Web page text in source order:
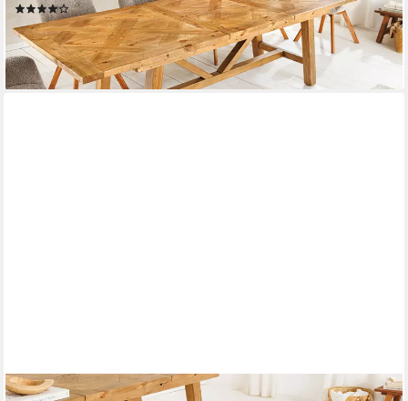
(1)
699,95 € 799,95 €
-13%
lieferbar - in 6-7 Werktagen bei dir
RIESS-AMBIENTE